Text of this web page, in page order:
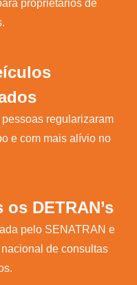
proprietários de
regularizaram
e com mais alívio no
DETRAN’s
pelo SENATRAN e
de consultas